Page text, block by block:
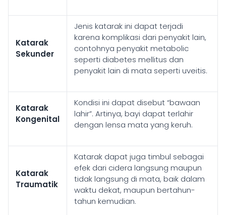
Katarak
Sekunder
Jenis katarak ini dapat terjadi
karena komplikasi dari penyakit lain,
contohnya penyakit metabolic
seperti diabetes mellitus dan
penyakit lain di mata seperti uveitis.
Katarak
Kongenital
Kondisi ini dapat disebut “bawaan
lahir”. Artinya, bayi dapat terlahir
dengan lensa mata yang keruh.
Katarak
Traumatik
Katarak dapat juga timbul sebagai
efek dari cidera langsung maupun
tidak langsung di mata, baik dalam
waktu dekat, maupun bertahun-
tahun kemudian.